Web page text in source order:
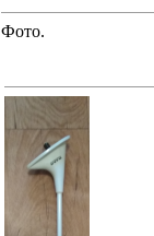
Фото.